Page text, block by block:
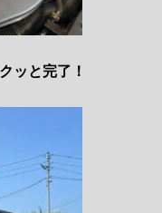
ッと完了！